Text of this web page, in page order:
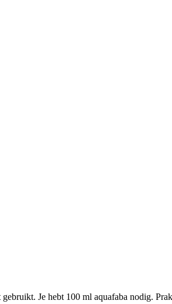
Je hebt 100 ml aquafaba nodig.